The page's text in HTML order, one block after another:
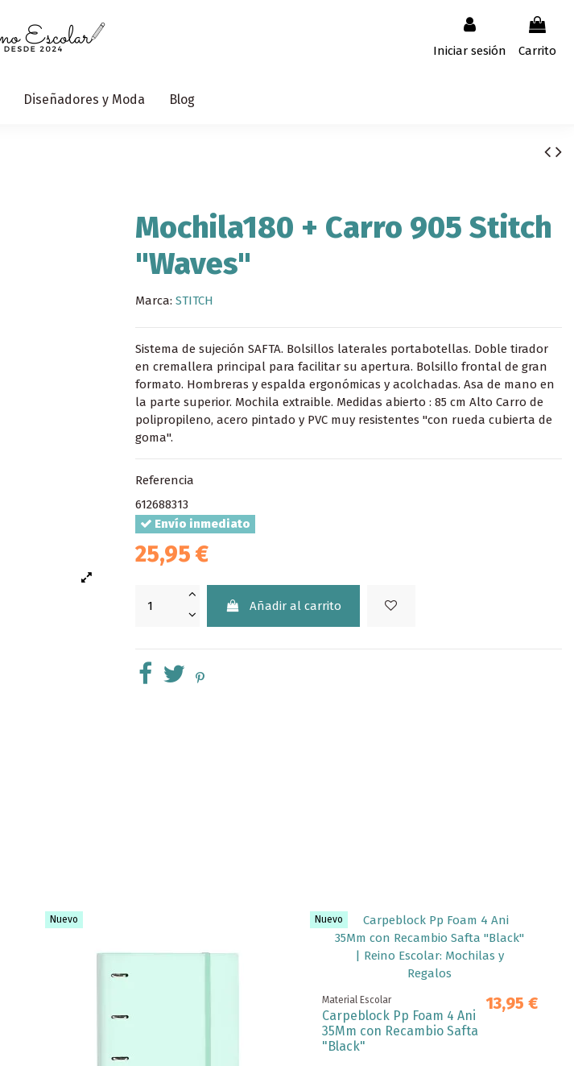
Iniciar sesión Carrito
Diseñadores y Moda Blog
Mochila180 + Carro 905 Stitch
"Waves"
Marca: STITCH
Sistema de sujeción SAFTA. Bolsillos laterales portabotellas. Doble tirador
en cremallera principal para facilitar su apertura. Bolsillo frontal de gran
formato. Hombreras y espalda ergonómicas y acolchadas. Asa de mano en
la parte superior. Mochila extraible. Medidas abierto : 85 cm Alto Carro de
polipropileno, acero pintado y PVC muy resistentes "con rueda cubierta de
goma".
Referencia
612688313
Envío inmediato
25,95 €
Añadir al carrito
Nuevo Nuevo
Material Escolar
Carpeblock Pp Foam 4 Ani
35Mm con Recambio Safta
"Black"
13,95 €